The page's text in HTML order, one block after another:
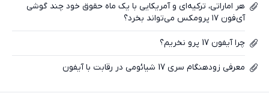
هر اماراتی، ترکیه‌ای و آمریکایی با یک ماه حقوق خود چند گوشی
آی‌فون ۱۷ پرومکس می‌تواند بخرد؟
چرا آیفون 17 پرو نخریم؟
معرفی زودهنگام سری 17 شیائومی در رقابت با آیفون